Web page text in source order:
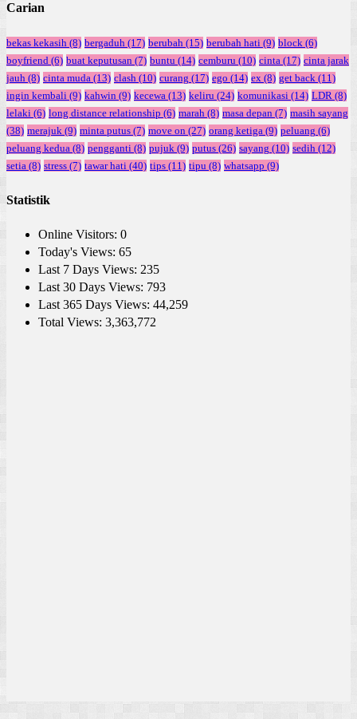
Carian
bekas kekasih (8) bergaduh (17) berubah (15) berubah hati (9) block (6)
boyfriend (6) buat keputusan (7) buntu (14) cemburu (10) cinta (17) cinta jarak
jauh (8) cinta muda (13) clash (10) curang (17) ego (14) ex (8) get back (11)
ingin kembali (9) kahwin (9) kecewa (13) keliru (24) komunikasi (14) LDR (8)
lelaki (6) long distance relationship (6) marah (8) masa depan (7) masih sayang
(38) merajuk (9) minta putus (7) move on (27) orang ketiga (9) peluang (6)
peluang kedua (8) pengganti (8) pujuk (9) putus (26) sayang (10) sedih (12)
setia (8) stress (7) tawar hati (40) tips (11) tipu (8) whatsapp (9)
Statistik
Online Visitors: 0
Today's Views: 65
Last 7 Days Views: 235
Last 30 Days Views: 793
Last 365 Days Views: 44,259
Total Views: 3,363,772